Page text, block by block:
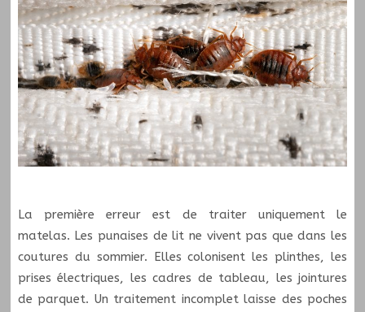
La première erreur est de traiter uniquement le
matelas. Les punaises de lit ne vivent pas que dans les
coutures du sommier. Elles colonisent les plinthes, les
prises électriques, les cadres de tableau, les jointures
de parquet. Un traitement incomplet laisse des poches